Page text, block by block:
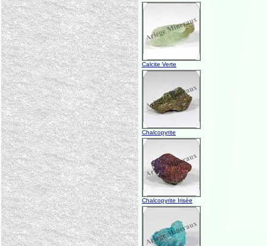
Calcite Verte
Chalcopyrite
Chalcopyrite Irisée